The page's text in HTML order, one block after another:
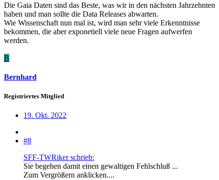
Die Gaia Daten sind das Beste, was wir in den nächsten Jahrzehnten
haben und man sollte die Data Releases abwarten.
Wie Wissenschaft nun mal ist, wird man sehr viele Erkenntnisse
bekommen, die aber exponetiell viele neue Fragen aufwerfen
werden.
B
Bernhard
Registriertes Mitglied
19. Okt. 2022
#8
SFF-TWRiker schrieb:
Sie begehen damit einen gewaltigen Fehlschluß ...
Zum Vergrößern anklicken....